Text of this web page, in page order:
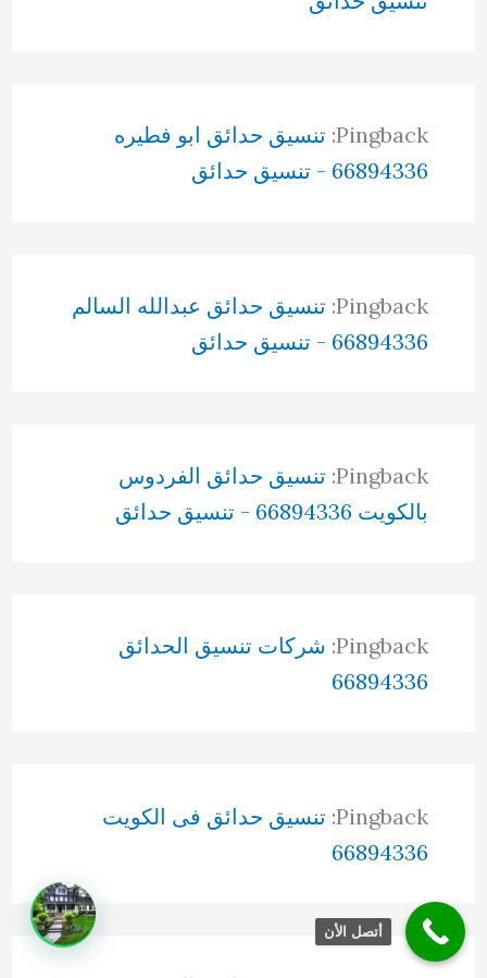
Pingback: تنسيق حدائق ابو فطيره
66894336 - تنسيق حدائق
Pingback: تنسيق حدائق عبدالله السالم
66894336 - تنسيق حدائق
Pingback: تنسيق حدائق الفردوس
بالكويت 66894336 - تنسيق حدائق
Pingback: شركات تنسيق الحدائق
66894336
Pingback: تنسيق حدائق فى الكويت
66894336
أتصل الأن